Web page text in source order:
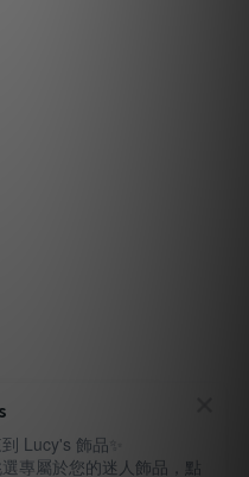
)Lucy's 飾品✨
專屬於您的迷人飾品，點